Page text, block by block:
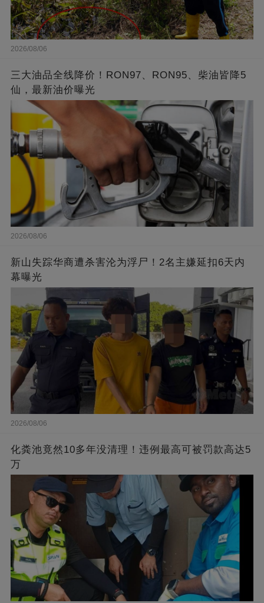
2026/08/06
三大油品全线降价！RON97、RON95、柴油皆降5
仙，最新油价曝光
2026/08/06
新山失踪华商遭杀害沦为浮尸！2名主嫌延扣6天内
幕曝光
2026/08/06
化粪池竟然10多年没清理！违例最高可被罚款高达5
万